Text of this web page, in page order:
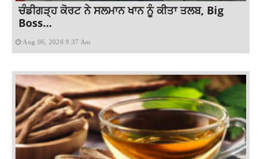
ਚੰਡੀਗੜ੍ਹ ਕੋਰਟ ਨੇ ਸਲਮਾਨ ਖਾਨ ਨੂੰ ਕੀਤਾ ਤਲਬ, Big
Boss...
Aug 06, 2026 9:37 Am